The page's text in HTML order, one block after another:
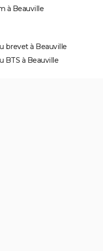
à Beauville
brevet à Beauville
BTS à Beauville